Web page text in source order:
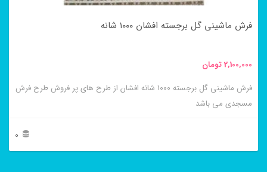
صفحه
انتخاب
شوند
فرش ماشینی گل برجسته افشان ۱۰۰۰ شانه
2,100,000تومان
فرش ماشینی گل برجسته ۱۰۰۰ شانه افشان از طرح های پر فروش طرح فرش
مسجدی می باشد
0